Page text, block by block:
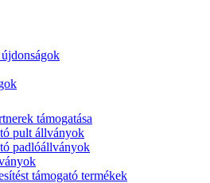
támogatása
pult állványok
padlóállványok
támogató termékek